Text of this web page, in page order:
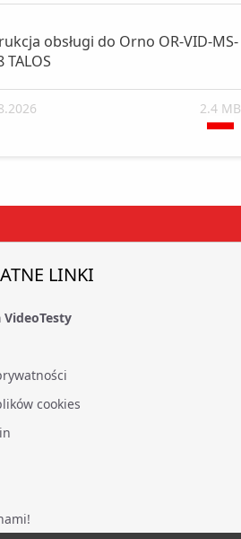
obsługi do Orno OR-VID-MS-
TALOS
2.4 MB
LINKI
VideoTesty
cookies